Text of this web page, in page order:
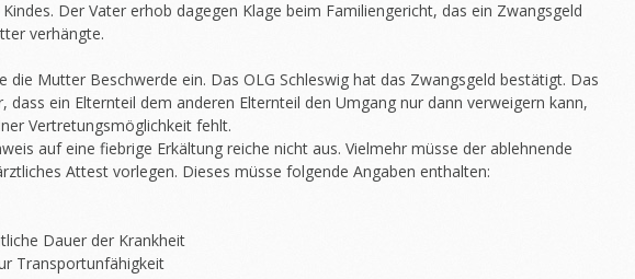
Der Vater erhob dagegen Klage beim Familiengericht, das ein Zwangsgeld
verhängte.
die Mutter Beschwerde ein. Das OLG Schleswig hat das Zwangsgeld bestätigt. Das
dass ein Elternteil dem anderen Elternteil den Umgang nur dann verweigern kann,
Vertretungsmöglichkeit fehlt.
auf eine fiebrige Erkältung reiche nicht aus. Vielmehr müsse der ablehnende
Attest vorlegen. Dieses müsse folgende Angaben enthalten:
Dauer der Krankheit
Transportunfähigkeit